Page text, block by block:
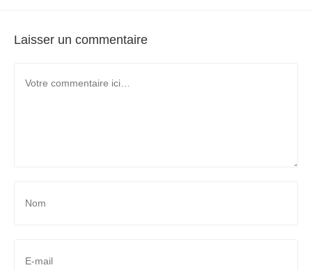
Laisser un commentaire